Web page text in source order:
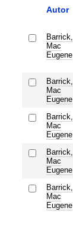
Autor
Barrick,
Mac
Eugene
Barrick,
Mac
Eugene
Barrick,
Mac
Eugene
Barrick,
Mac
Eugene
Barrick,
Mac
Eugene